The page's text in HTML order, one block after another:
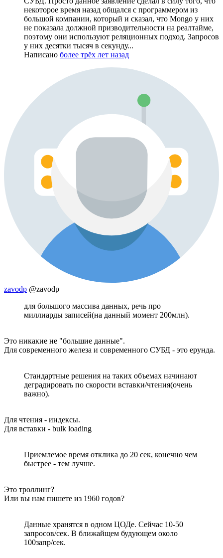
некоторое время назад общался с программером из
большой компании, который и сказал, что Mongo у них
не показала должной призводительности на реалтайме,
поэтому они используют реляционных подход. Запросов
у них десятки тысяч в секунду...
Написано более трёх лет назад
zavodp @zavodp
для большого массива данных, речь про
миллиарды записей(на данный момент 200млн).
Это никакие не "большие данные".
Для современного железа и современного СУБД - это ерунда.
Стандартные решения на таких объемах начинают
деградировать по скорости вставки/чтения(очень
важно).
Для чтения - индексы.
Для вставки - bulk loading
Приемлемое время отклика до 20 сек, конечно чем
быстрее - тем лучше.
Это троллинг?
Или вы нам пишете из 1960 годов?
Данные хранятся в одном ЦОДе. Сейчас 10-50
запросов/сек. В ближайщем будующем около
100запр/сек.